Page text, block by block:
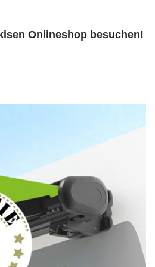
Onlineshop besuchen!